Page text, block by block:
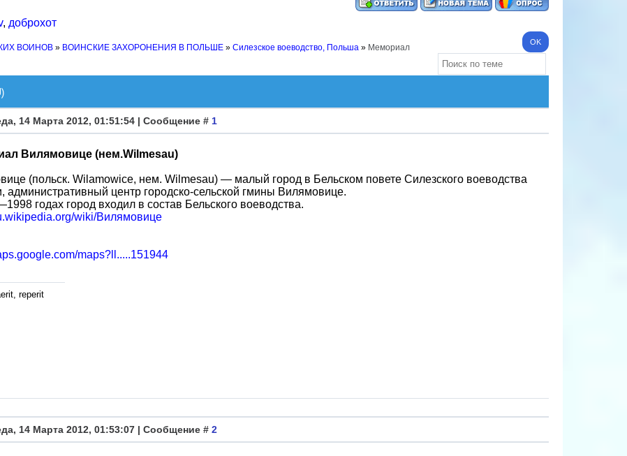
, доброхот
ВОИНОВ » ВОИНСКИЕ ЗАХОРОНЕНИЯ В ПОЛЬШЕ » Силезское воеводство, Польша » Мемориал
14 Марта 2012, 01:51:54 | Сообщение # 1
Вилямовице (нем.Wilmesau)
(польск. Wilamowice, нем. Wilmesau) — малый город в Бельском повете Силезского воеводства
административный центр городско-сельской гмины Вилямовице.
годах город входил в состав Бельского воеводствa.
wiki/Вилямовице
maps?ll.....151944
reperit
14 Марта 2012, 01:53:07 | Сообщение # 2